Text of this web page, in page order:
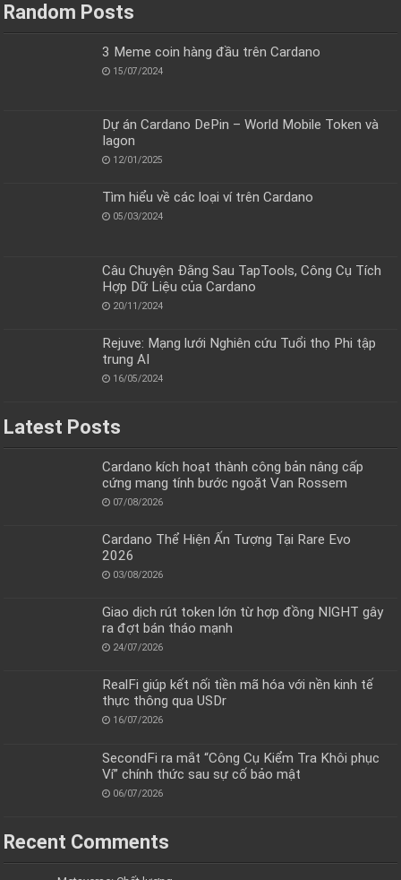
Random Posts
3 Meme coin hàng đầu trên Cardano
15/07/2024
Dự án Cardano DePin – World Mobile Token và
Iagon
12/01/2025
Tìm hiểu về các loại ví trên Cardano
05/03/2024
Câu Chuyện Đằng Sau TapTools, Công Cụ Tích
Hợp Dữ Liệu của Cardano
20/11/2024
Rejuve: Mạng lưới Nghiên cứu Tuổi thọ Phi tập
trung AI
16/05/2024
Latest Posts
Cardano kích hoạt thành công bản nâng cấp
cứng mang tính bước ngoặt Van Rossem
07/08/2026
Cardano Thể Hiện Ấn Tượng Tại Rare Evo
2026
03/08/2026
Giao dịch rút token lớn từ hợp đồng NIGHT gây
ra đợt bán tháo mạnh
24/07/2026
RealFi giúp kết nối tiền mã hóa với nền kinh tế
thực thông qua USDr
16/07/2026
SecondFi ra mắt “Công Cụ Kiểm Tra Khôi phục
Ví” chính thức sau sự cố bảo mật
06/07/2026
Recent Comments